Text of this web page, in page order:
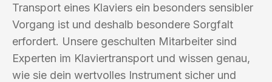
Transport eines Klaviers ein besonders sensibler
Vorgang ist und deshalb besondere Sorgfalt
erfordert. Unsere geschulten Mitarbeiter sind
Experten im Klaviertransport und wissen genau,
wie sie dein wertvolles Instrument sicher und